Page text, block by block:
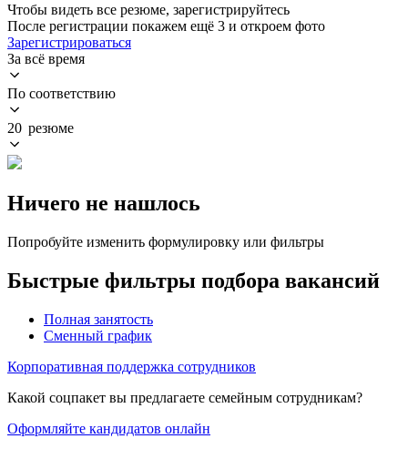
Чтобы видеть все резюме, зарегистрируйтесь
После регистрации покажем ещё 3 и откроем фото
Зарегистрироваться
За всё время
По соответствию
20 резюме
Ничего не нашлось
Попробуйте изменить формулировку или фильтры
Быстрые фильтры подбора вакансий
Полная занятость
Сменный график
Корпоративная поддержка сотрудников
Какой соцпакет вы предлагаете семейным сотрудникам?
Оформляйте кандидатов онлайн